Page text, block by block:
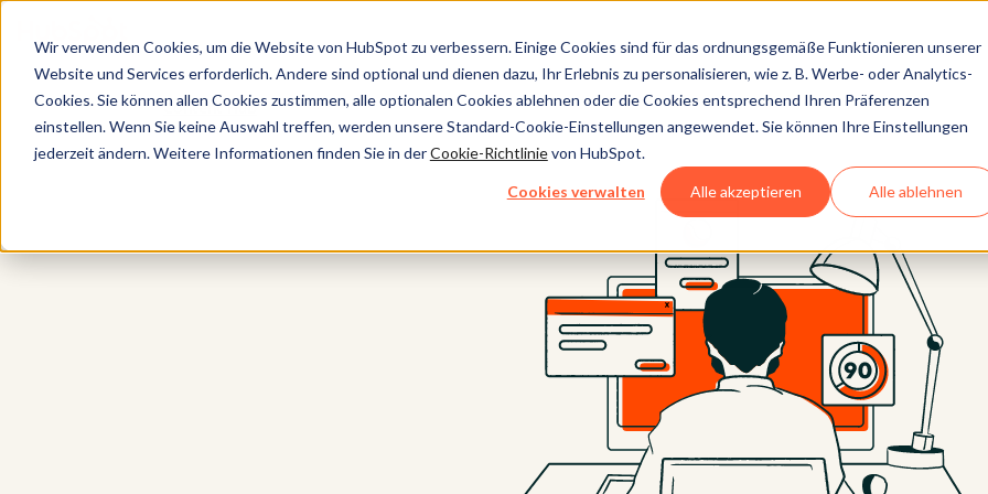
Wir verwenden Cookies, um die Website von HubSpot zu verbessern. Einige Cookies sind für das ordnungsgemäße Funktionieren unserer
Website und Services erforderlich. Andere sind optional und dienen dazu, Ihr Erlebnis zu personalisieren, wie z. B. Werbe- oder Analytics-
Cookies. Sie können allen Cookies zustimmen, alle optionalen Cookies ablehnen oder die Cookies entsprechend Ihren Präferenzen
einstellen. Wenn Sie keine Auswahl treffen, werden unsere Standard-Cookie-Einstellungen angewendet. Sie können Ihre Einstellungen
jederzeit ändern. Weitere Informationen finden Sie in derCookie-Richtlinievon HubSpot.
Cookies verwalten Alle akzeptieren Alle ablehnen
Content Hub